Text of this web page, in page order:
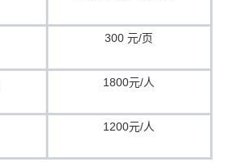
300元/页
1800元/人
1200元/人